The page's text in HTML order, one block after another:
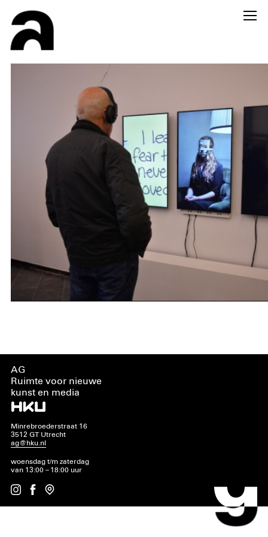
AG
Ruimte voor nieuwe
kunst en media
Minrebroederstraat 16
3512 GT Utrecht
ag@hku.nl
woensdag t/m zaterdag
van 13:00 – 18:00 uur